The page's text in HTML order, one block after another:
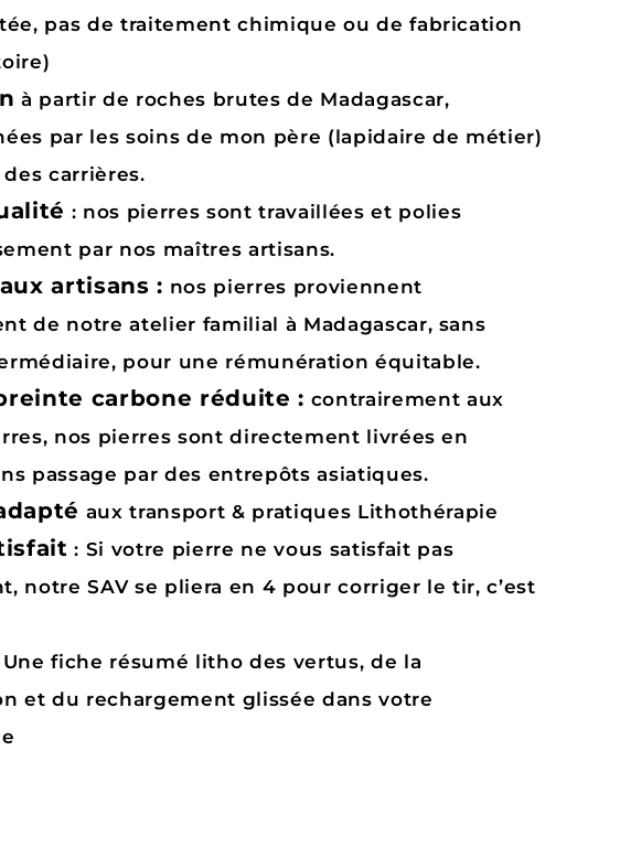
pas de traitement chimique ou de fabrication
à partir de roches brutes de Madagascar,
par les soins de mon père (lapidaire de métier)
carrières.
: nos pierres sont travaillées et polies
par nos maîtres artisans.
artisans : nos pierres proviennent
de notre atelier familial à Madagascar, sans
pour une rémunération équitable.
carbone réduite : contrairement aux
nos pierres sont directement livrées en
passage par des entrepôts asiatiques.
aux transport & pratiques Lithothérapie
: Si votre pierre ne vous satisfait pas
notre SAV se pliera en 4 pour corriger le tir, c’est
Une fiche résumé litho des vertus, de la
et du rechargement glissée dans votre